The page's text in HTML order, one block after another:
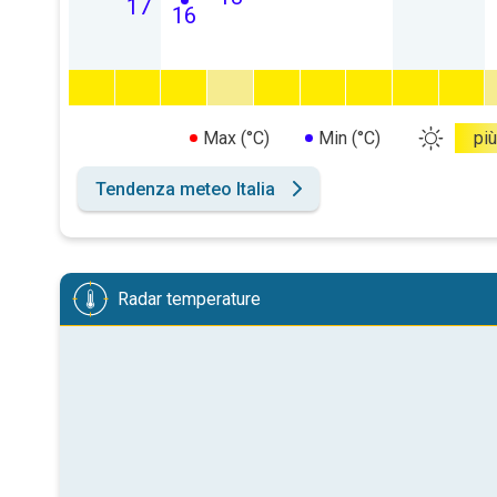
17 16
Max (°C) Min (°C) più
Tendenza meteo Italia
Radar temperature